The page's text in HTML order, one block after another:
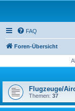
FAQ
Foren-Übersicht
Flugzeuge/
Themen: 37